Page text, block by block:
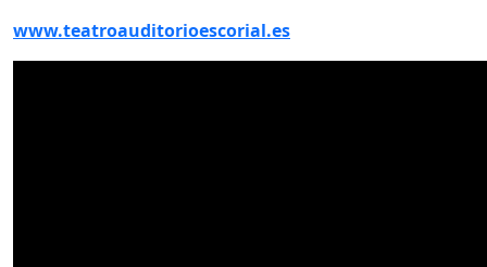
www.teatroauditorioescorial.es